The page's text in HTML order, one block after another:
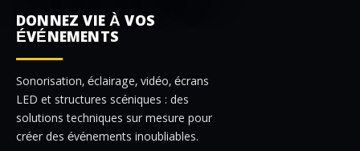
DONNEZ VIE À VOS
ÉVÉNEMENTS
Sonorisation, éclairage, vidéo, écrans
LED et structures scéniques : des
solutions techniques sur mesure pour
créer des événements inoubliables.